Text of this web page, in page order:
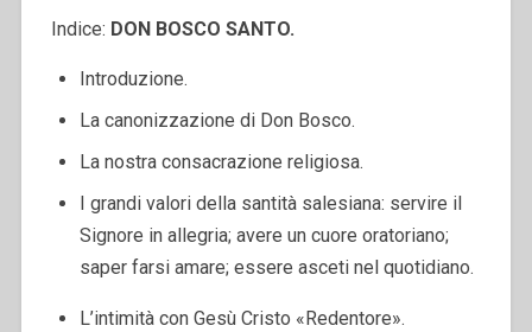
Indice: DON BOSCO SANTO.
Introduzione.
La canonizzazione di Don Bosco.
La nostra consacrazione religiosa.
I grandi valori della santità salesiana: servire il
Signore in allegria; avere un cuore oratoriano;
saper farsi amare; essere asceti nel quotidiano.
L’intimità con Gesù Cristo «Redentore».